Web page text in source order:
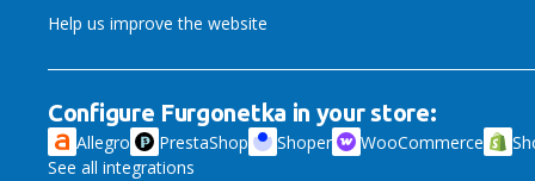
Help us improve the website
Configure Furgonetka in your store:
Allegro PrestaShop Shoper WooCommerce
See all integrations